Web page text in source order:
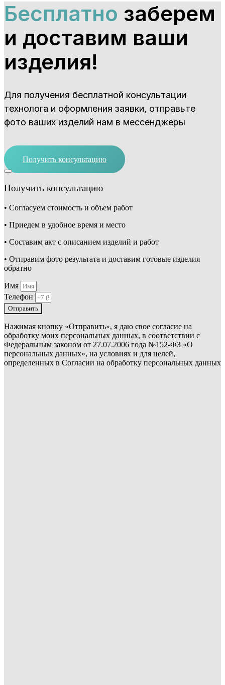
Бесплатно заберем
и доставим ваши
изделия!
Для получения бесплатной консультации
технолога и оформления заявки, отправьте
фото ваших изделий нам в мессенджеры
Получить консультацию
Получить консультацию
• Согласуем стоимость и объем работ
• Приедем в удобное время и место
• Составим акт с описанием изделий и работ
• Отправим фото результата и доставим готовые изделия
обратно
Имя
Телефон
Отправить
Нажимая кнопку «Отправить», я даю свое согласие на
обработку моих персональных данных, в соответствии с
Федеральным законом от 27.07.2006 года №152-ФЗ «О
персональных данных», на условиях и для целей,
определенных в Согласии на обработку персональных данных